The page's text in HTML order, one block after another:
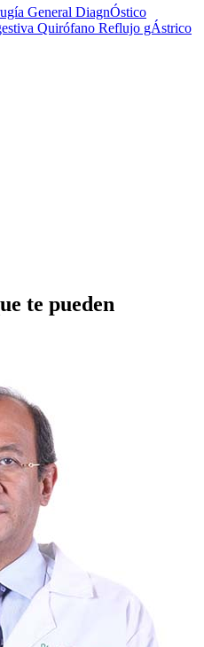
General DiagnÓstico
Quirófano Reflujo gÁstrico
te pueden